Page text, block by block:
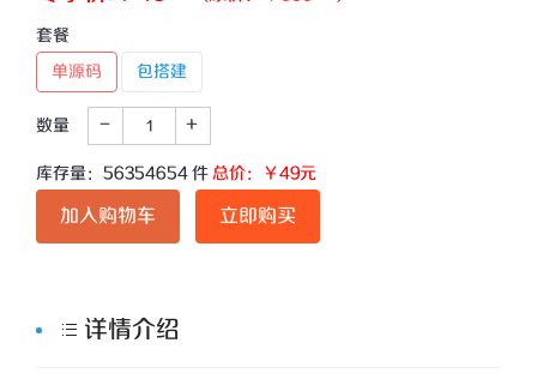
套餐
单源码
包搭建
数量 - +
库存量： 56354654件 总价：￥49元
加入购物车 立即购买
详情介绍